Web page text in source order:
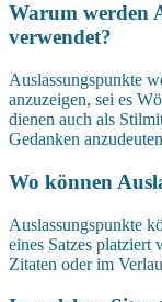
Warum werden
verwendet?
Auslassungspunkte
anzuzeigen, sei es
dienen auch als
Gedanken
Wo können
Auslassungspunkte
eines Satzes platziert
Zitaten oder im